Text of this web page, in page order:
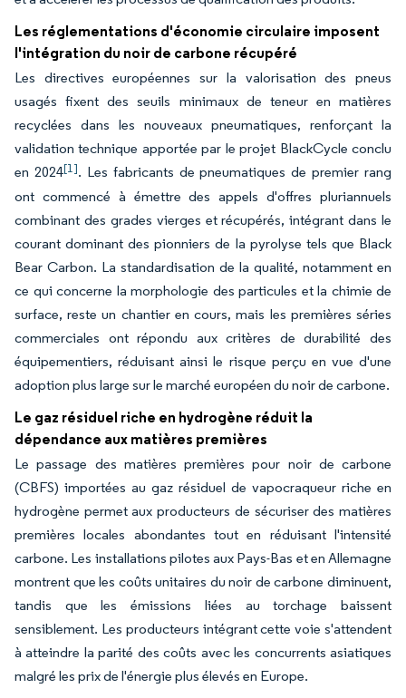
Les réglementations d'économie circulaire imposent
l'intégration du noir de carbone récupéré
Les directives européennes sur la valorisation des pneus
usagés fixent des seuils minimaux de teneur en matières
recyclées dans les nouveaux pneumatiques, renforçant la
validation technique apportée par le projet BlackCycle conclu
en 2024[1]. Les fabricants de pneumatiques de premier rang
ont commencé à émettre des appels d'offres pluriannuels
combinant des grades vierges et récupérés, intégrant dans le
courant dominant des pionniers de la pyrolyse tels que Black
Bear Carbon. La standardisation de la qualité, notamment en
ce qui concerne la morphologie des particules et la chimie de
surface, reste un chantier en cours, mais les premières séries
commerciales ont répondu aux critères de durabilité des
équipementiers, réduisant ainsi le risque perçu en vue d'une
adoption plus large sur le marché européen du noir de carbone.
Le gaz résiduel riche en hydrogène réduit la
dépendance aux matières premières
Le passage des matières premières pour noir de carbone
(CBFS) importées au gaz résiduel de vapocraqueur riche en
hydrogène permet aux producteurs de sécuriser des matières
premières locales abondantes tout en réduisant l'intensité
carbone. Les installations pilotes aux Pays-Bas et en Allemagne
montrent que les coûts unitaires du noir de carbone diminuent,
tandis que les émissions liées au torchage baissent
sensiblement. Les producteurs intégrant cette voie s'attendent
à atteindre la parité des coûts avec les concurrents asiatiques
malgré les prix de l'énergie plus élevés en Europe.